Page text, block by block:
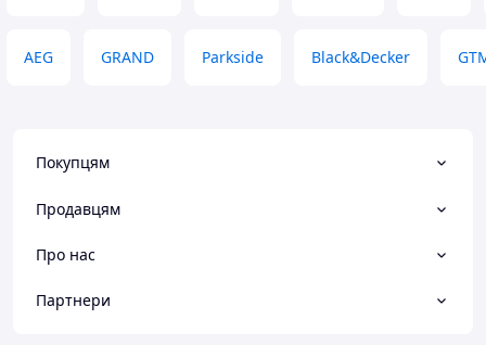
AEG GRAND Parkside Black&Decker
Покупцям
Продавцям
Про нас
Партнери